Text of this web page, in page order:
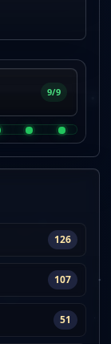
9/9
126
107
51